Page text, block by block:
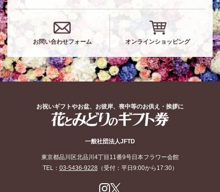
お問い合わせフォーム オンラインショッピング
お祝いギフトやお盆、お彼岸、喪中等のお供え・挨拶に
一般社団法人JFTD
東京都品川区北品川4丁目11番9号日本フラワー会館
TEL： 03-5436-9228 （受付：平日9:00から17:30）